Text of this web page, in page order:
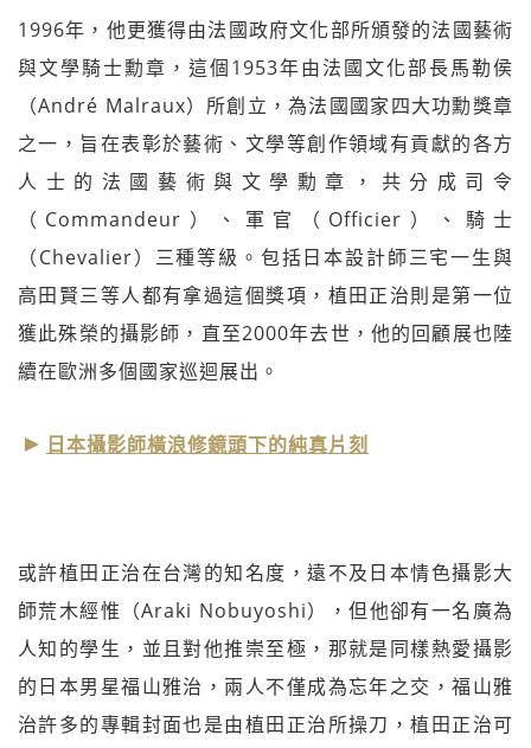
1996年，他更獲得由法國政府文化部所頒發的法國藝術
與文學騎士勳章，這個1953年由法國文化部長馬勒侯
（André Malraux）所創立，為法國國家四大功勳獎章
之一，旨在表彰於藝術、文學等創作領域有貢獻的各方
人士的法國藝術與文學勳章，共分成司令
（Commandeur）、軍官（Officier）、騎士
（Chevalier）三種等級。包括日本設計師三宅一生與
高田賢三等人都有拿過這個獎項，植田正治則是第一位
獲此殊榮的攝影師，直至2000年去世，他的回顧展也陸
續在歐洲多個國家巡迴展出。
日本攝影師橫浪修鏡頭下的純真片刻
或許植田正治在台灣的知名度，遠不及日本情色攝影大
師荒木經惟（Araki Nobuyoshi），但他卻有一名廣為
人知的學生，並且對他推崇至極，那就是同樣熱愛攝影
的日本男星福山雅治，兩人不僅成為忘年之交，福山雅
治許多的專輯封面也是由植田正治所操刀，植田正治可